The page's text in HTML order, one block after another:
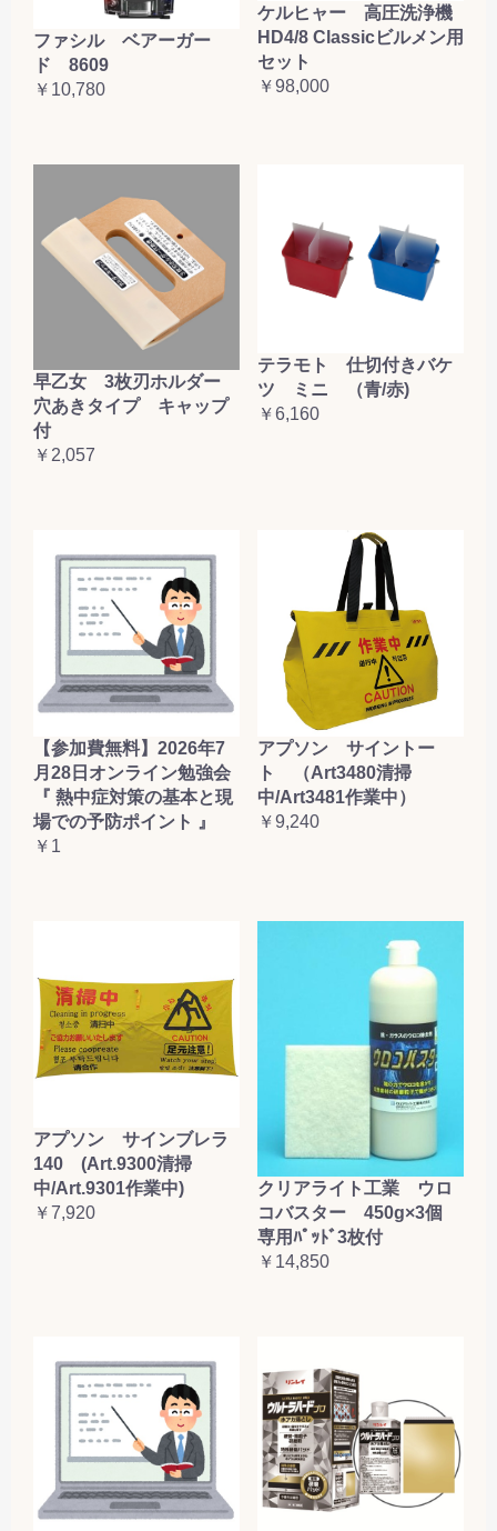
ファシル ベアーガー
ド 8609
￥10,780
ケルヒャー 高圧洗浄機
HD4/8 Classicビルメン用
セット
￥98,000
早乙女 3枚刃ホルダー
穴あきタイプ キャップ
付
￥2,057
テラモト 仕切付きバケ
ツ ミニ （青/赤)
￥6,160
【参加費無料】2026年7
月28日オンライン勉強会
『 熱中症対策の基本と現
場での予防ポイント 』
￥1
アプソン サイントー
ト （Art3480清掃
中/Art3481作業中）
￥9,240
アプソン サインブレラ
140 (Art.9300清掃
中/Art.9301作業中)
￥7,920
クリアライト工業 ウロ
コバスター 450g×3個
専用ﾊﾟｯﾄﾞ3枚付
￥14,850